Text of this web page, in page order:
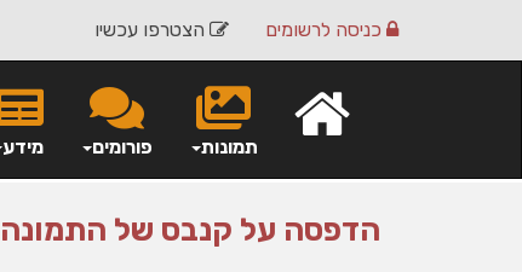
הצטרפו עכשיו כניסה לרשומים
מידע פורומים תמונות
הדפסה על קנבס של התמונה